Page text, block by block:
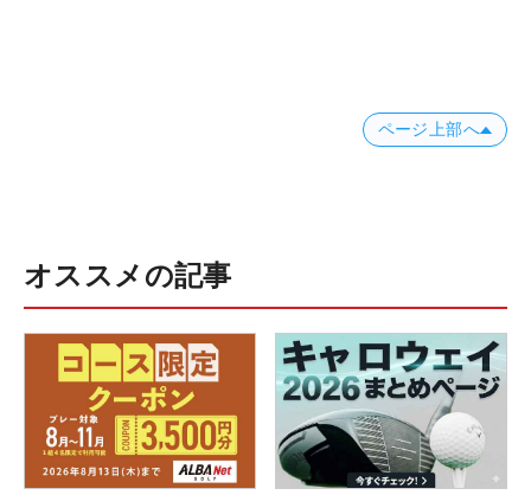
ページ上部へ
オススメの記事